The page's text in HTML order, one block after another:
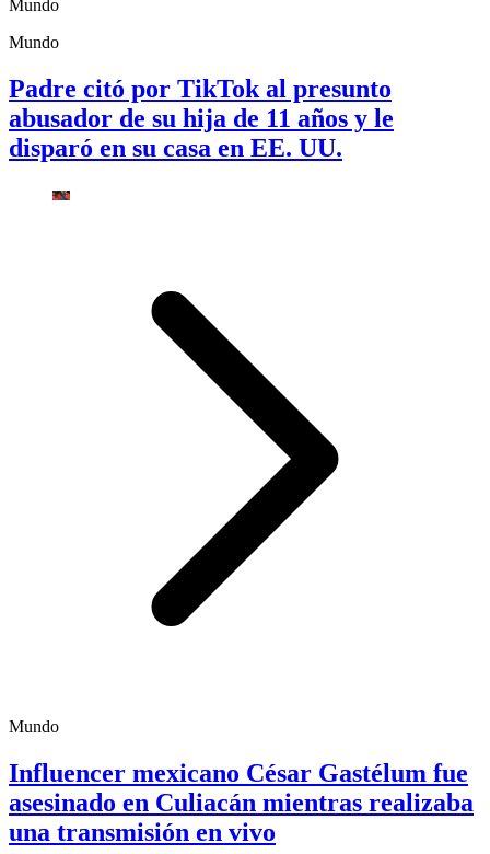
Mundo
Mundo
Padre citó por TikTok al presunto
abusador de su hija de 11 años y le
disparó en su casa en EE. UU.
Mundo
Influencer mexicano César Gastélum fue
asesinado en Culiacán mientras realizaba
una transmisión en vivo